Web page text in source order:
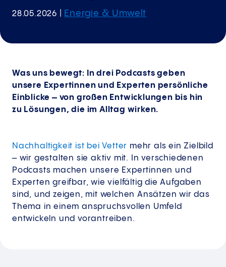
28.05.2026 Energie & Umwelt
Was uns bewegt: In drei Podcasts geben
unsere Expertinnen und Experten persönliche
Einblicke – von großen Entwicklungen bis hin
zu Lösungen, die im Alltag wirken.
Nachhaltigkeit ist bei Vetter mehr als ein Zielbild
– wir gestalten sie aktiv mit. In verschiedenen
Podcasts machen unsere Expertinnen und
Experten greifbar, wie vielfältig die Aufgaben
sind, und zeigen, mit welchen Ansätzen wir das
Thema in einem anspruchsvollen Umfeld
entwickeln und vorantreiben.